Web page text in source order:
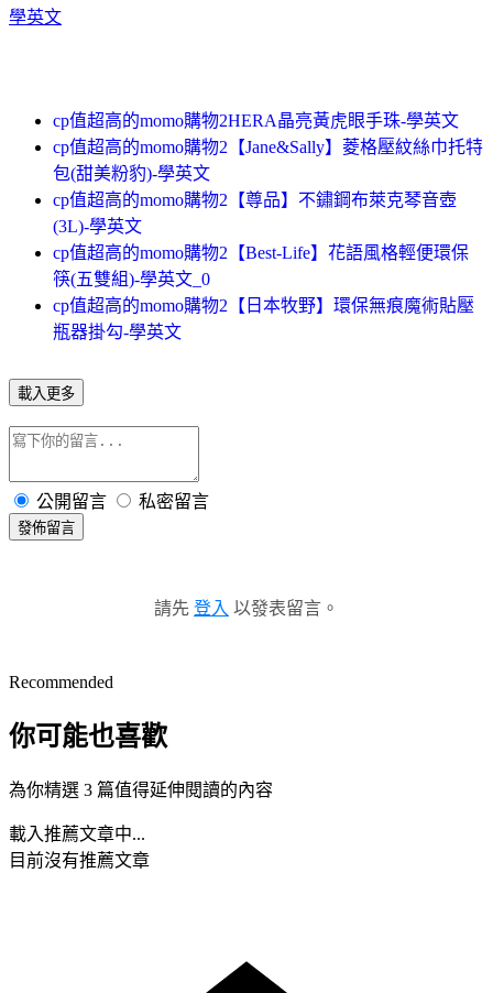
學英文
cp值超高的momo購物2HERA晶亮黃虎眼手珠-學英文
cp值超高的momo購物2【Jane&Sally】菱格壓紋絲巾托特
包(甜美粉豹)-學英文
cp值超高的momo購物2【尊品】不鏽鋼布萊克琴音壺
(3L)-學英文
cp值超高的momo購物2【Best-Life】花語風格輕便環保
筷(五雙組)-學英文_0
cp值超高的momo購物2【日本牧野】環保無痕魔術貼壓
瓶器掛勾-學英文
載入更多
公開留言 私密留言
發佈留言
請先 登入 以發表留言。
Recommended
你可能也喜歡
為你精選 3 篇值得延伸閱讀的內容
載入推薦文章中...
目前沒有推薦文章